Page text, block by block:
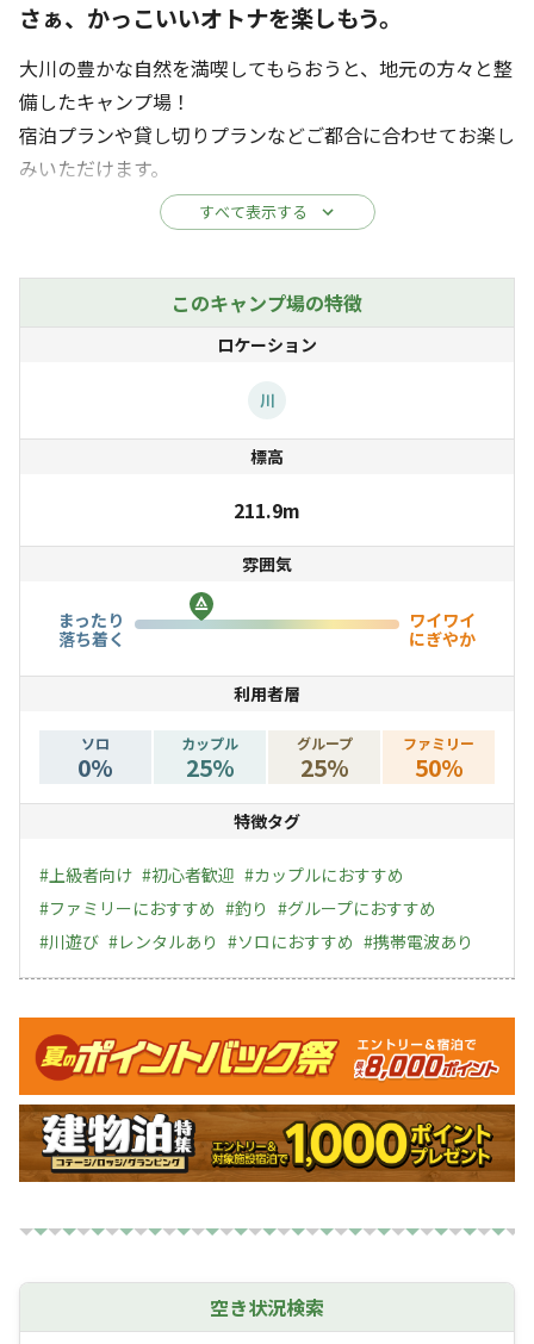
さぁ、かっこいいオトナを楽しもう。
大川の豊かな自然を満喫してもらおうと、地元の方々と整
備したキャンプ場！
宿泊プランや貸し切りプランなどご都合に合わせてお楽し
みいただけます。
JR静岡駅から車で50分ほど。
すべて表示する
このキャンプ場の特徴
ロケーション
川
標高
211.9m
雰囲気
まったり
落ち着く
ワイワイ
にぎやか
利用者層
ソロ
0%
カップル
25%
グループ
25%
ファミリー
50%
特徴タグ
#上級者向け #初心者歓迎 #カップルにおすすめ
#ファミリーにおすすめ #釣り #グループにおすすめ
#川遊び #レンタルあり #ソロにおすすめ #携帯電波あり
キャンペーン
空き状況検索